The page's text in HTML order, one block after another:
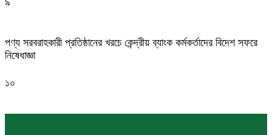
পণ্য সরবরাহকারী প্রতিষ্ঠানের খরচে কেন্দ্রীয় ব্যাংক কর্মকর্তাদের বিদেশ সফরে
নিষেধাজ্ঞা
১০